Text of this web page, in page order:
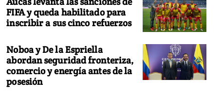
FIFA y queda habilitado para
inscribir a sus cinco refuerzos
Noboa y De la Espriella
abordan seguridad fronteriza,
comercio y energía antes de la
posesión